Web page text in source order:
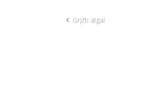
Grįžti atgal